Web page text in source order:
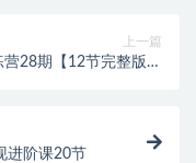
上一篇
28期【12节完整版】
进阶课20节